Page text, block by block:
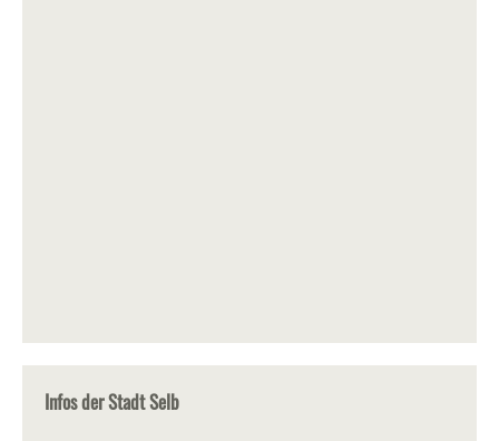
Infos der Stadt Selb